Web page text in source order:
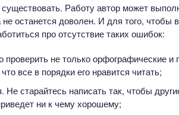
Работу автор может
останется доволен. И для того, чтобы
про отсутствие таких ошибок:
не только орфографические и
все в порядки его нравится читать;
Не старайтесь написать так, чтобы
ни к чему хорошему;